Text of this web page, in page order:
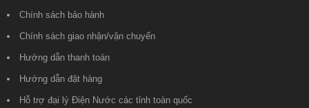
Chính sách bảo hành
Chính sách giao nhận/vận chuyển
Hướng dẫn thanh toán
Hướng dẫn đặt hàng
Hỗ trợ đại lý Điện Nước các tỉnh toàn quốc